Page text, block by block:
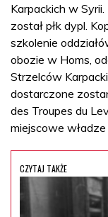
Karpackich w
został płk dypl.
szkolenie
obozie w Homs,
Strzelców
dostarczone
des Troupes du
miejscowe
CZYTAJ TAKŻE